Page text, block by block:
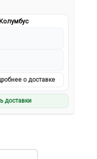
о доставке
доставки